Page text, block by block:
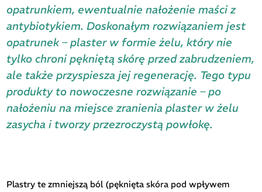
opatrunkiem, ewentualnie nałożenie maści z
antybiotykiem. Doskonałym rozwiązaniem jest
opatrunek – plaster w formie żelu, który nie
tylko chroni pękniętą skórę przed zabrudzeniem,
ale także przyspiesza jej regenerację. Tego typu
produkty to nowoczesne rozwiązanie – po
nałożeniu na miejsce zranienia plaster w żelu
zasycha i tworzy przezroczystą powłokę.
Plastry te zmniejszą ból (pęknięta skóra pod wpływem